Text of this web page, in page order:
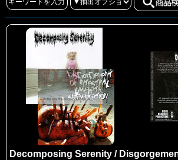
Decomposing Serenity /